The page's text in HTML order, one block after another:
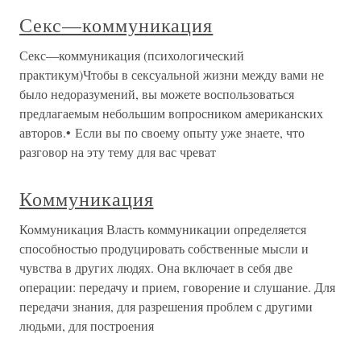
Секс—коммуникация
Секс—коммуникация (психологический
практикум)Чтобы в сексуальной жизни между вами не
было недоразумений, вы можете воспользоваться
предлагаемым небольшим вопросником американских
авторов.• Если вы по своему опыту уже знаете, что
разговор на эту тему для вас чреват
Коммуникация
Коммуникация Власть коммуникации определяется
способностью продуцировать собственные мысли и
чувства в других людях. Она включает в себя две
операции: передачу и прием, говорение и слушание. Для
передачи знания, для разрешения проблем с другими
людьми, для построения